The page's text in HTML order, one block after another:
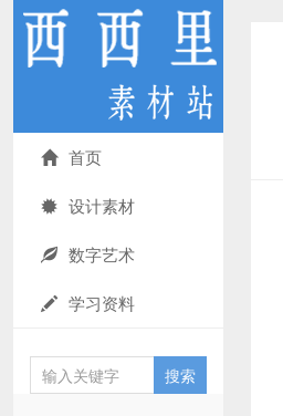
首页
设计素材
数字艺术
学习资料